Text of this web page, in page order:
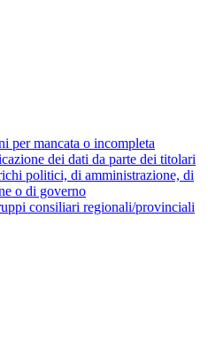
per mancata o incompleta
dei dati da parte dei titolari
politici, di amministrazione, di
o di governo
consiliari regionali/provinciali